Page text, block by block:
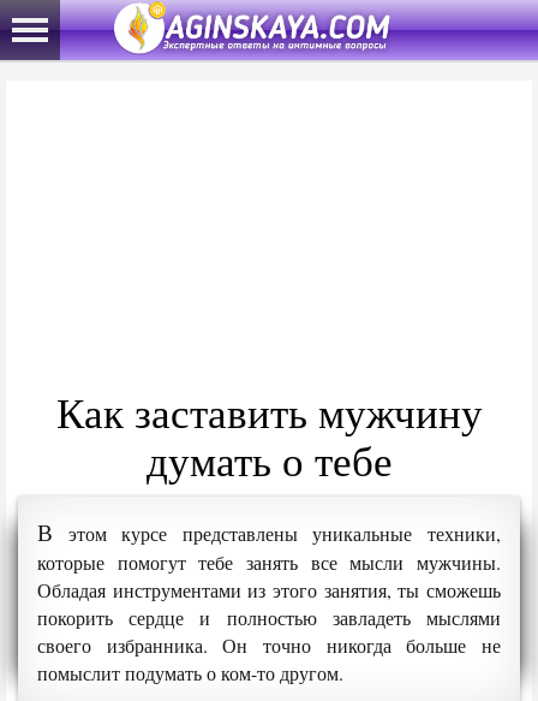
Как заставить мужчину
думать о тебе
В этом курсе представлены уникальные техники,
которые помогут тебе занять все мысли мужчины.
Обладая инструментами из этого занятия, ты сможешь
покорить сердце и полностью завладеть мыслями
своего избранника. Он точно никогда больше не
помыслит подумать о ком-то другом.